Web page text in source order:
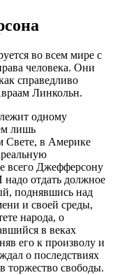
во всем мире с
человека. Они
справедливо
Линкольн.
одному
лишь
Свете, в Америке
всего Джефферсону
отдать должное
поднявшись над
и своей среды,
народа, о
в веках
его к произволу и
о последствиях
торжество свободы.